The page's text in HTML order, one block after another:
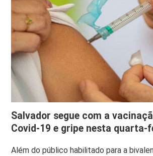
Salvador segue com a
Covid-19 e gripe nesta quarta-
Além do público habilitado para a